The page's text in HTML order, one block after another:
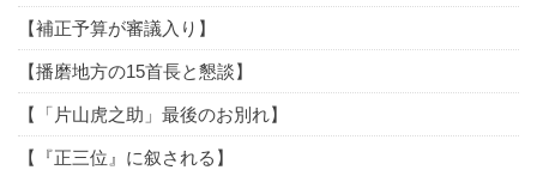
【補正予算が審議入り】
【播磨地方の15首長と懇談】
【「片山虎之助」最後のお別れ】
【『正三位』に叙される】